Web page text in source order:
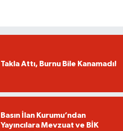
Takla Attı, Burnu Bile Kanamadı!
Basın İlan Kurumu’ndan
Yayıncılara Mevzuat ve BİK